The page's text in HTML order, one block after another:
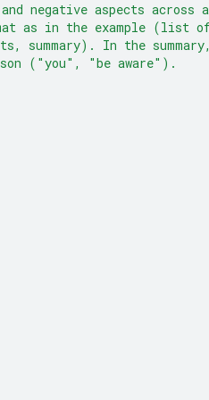
negative aspects
as in the example (list
summary). In the summary,
("you", "be aware").